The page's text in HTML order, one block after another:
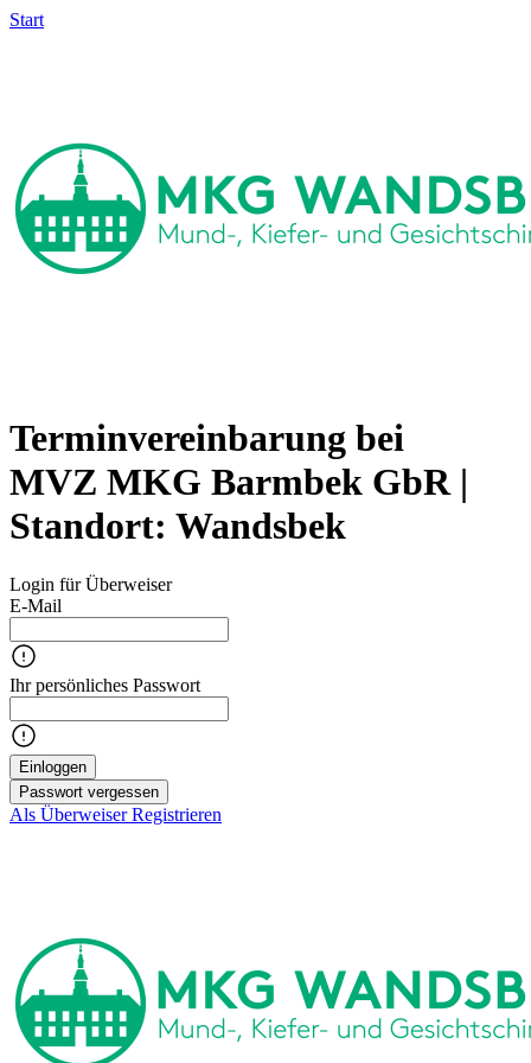
Start
Terminvereinbarung bei
MVZ MKG Barmbek GbR |
Standort: Wandsbek
Login für Überweiser
E-Mail
Ihr persönliches Passwort
Einloggen
Passwort vergessen
Als Überweiser Registrieren